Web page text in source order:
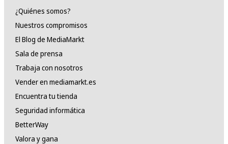
¿Quiénes somos?
Nuestros compromisos
El Blog de MediaMarkt
Sala de prensa
Trabaja con nosotros
Vender en mediamarkt.es
Encuentra tu tienda
Seguridad informática
BetterWay
Valora y gana